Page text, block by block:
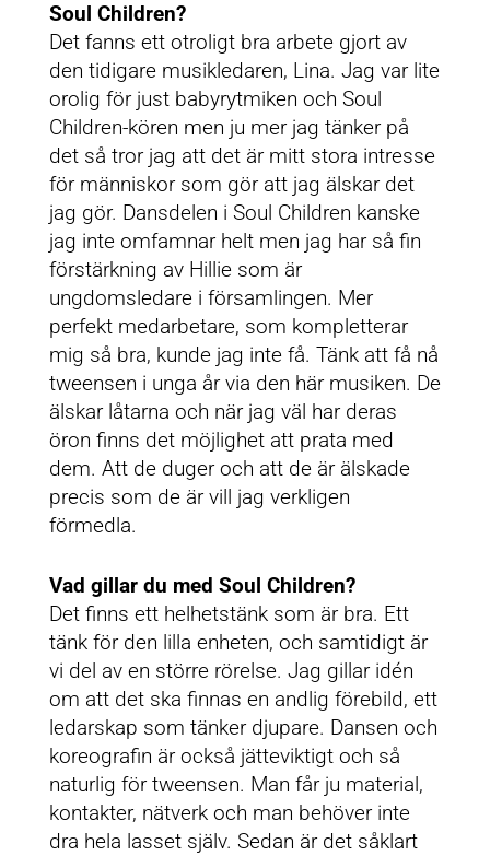
Soul Children?
Det fanns ett otroligt bra arbete gjort av
den tidigare musikledaren, Lina. Jag var lite
orolig för just babyrytmiken och Soul
Children-kören men ju mer jag tänker på
det så tror jag att det är mitt stora intresse
för människor som gör att jag älskar det
jag gör. Dansdelen i Soul Children kanske
jag inte omfamnar helt men jag har så fin
förstärkning av Hillie som är
ungdomsledare i församlingen. Mer
perfekt medarbetare, som kompletterar
mig så bra, kunde jag inte få. Tänk att få nå
tweensen i unga år via den här musiken. De
älskar låtarna och när jag väl har deras
öron finns det möjlighet att prata med
dem. Att de duger och att de är älskade
precis som de är vill jag verkligen
förmedla.
Vad gillar du med Soul Children?
Det finns ett helhetstänk som är bra. Ett
tänk för den lilla enheten, och samtidigt är
vi del av en större rörelse. Jag gillar idén
om att det ska finnas en andlig förebild, ett
ledarskap som tänker djupare. Dansen och
koreografin är också jätteviktigt och så
naturlig för tweensen. Man får ju material,
kontakter, nätverk och man behöver inte
dra hela lasset själv. Sedan är det såklart